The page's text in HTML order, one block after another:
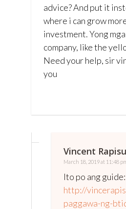
advice? And put it
where i can grow
investment. Yong
company, like the
Need your help, sir
you
Vincent
March 18, 2019 at 11:48
Ito po ang guide:
http://
paggawa-ng-